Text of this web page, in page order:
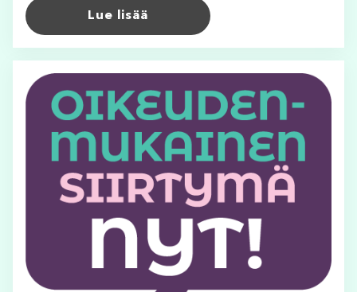
Lue lisää